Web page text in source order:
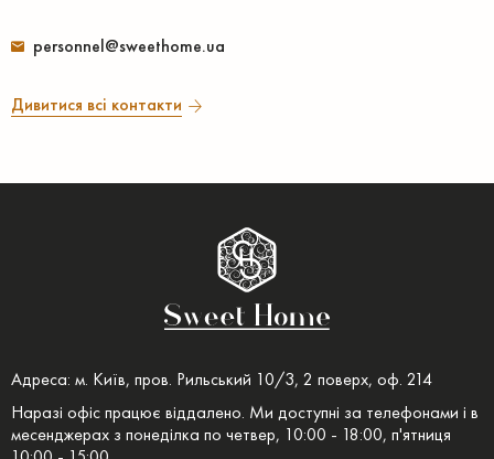
personnel@sweethome.ua
Дивитися всі контакти
Адреса: м. Київ, пров. Рильський 10/3, 2 поверх, оф. 214
Наразі офіс працює віддалено. Ми доступні за телефонами і в
месенджерах з понеділка по четвер, 10:00 - 18:00, п'ятниця